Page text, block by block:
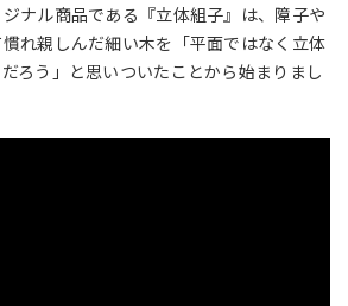
ナル商品である『立体組子』は、障子や
れ親しんだ細い木を「平面ではなく立体
ろう」と思いついたことから始まりまし